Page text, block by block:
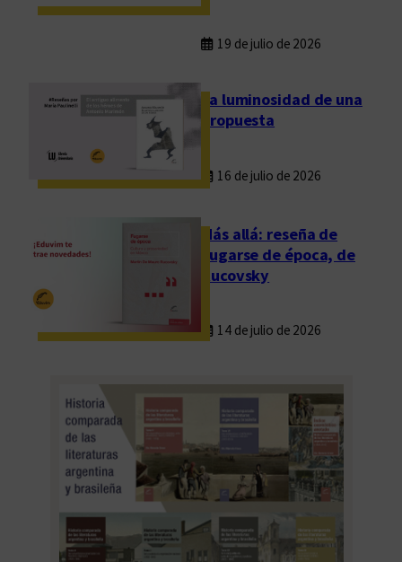
19 de julio de 2026
La luminosidad de una
propuesta
16 de julio de 2026
Más allá: reseña de
Fugarse de época, de
Rucovsky
14 de julio de 2026